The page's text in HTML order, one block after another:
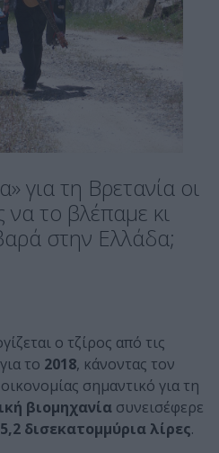
για τη Βρετανία οι
το βλέπαμε κι
στην Ελλάδα;
ο τζίρος από τις
το 2018, κάνοντας τον
σημαντικό για τη
βιομηχανία συνεισέφερε
5,2 δισεκατομμύρια λίρες.